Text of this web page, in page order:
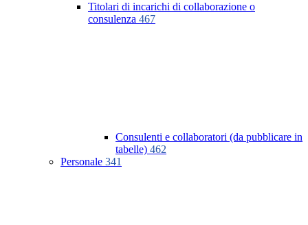
Titolari di incarichi di collaborazione o
consulenza 467
Consulenti e collaboratori (da pubblicare in
tabelle) 462
Personale 341